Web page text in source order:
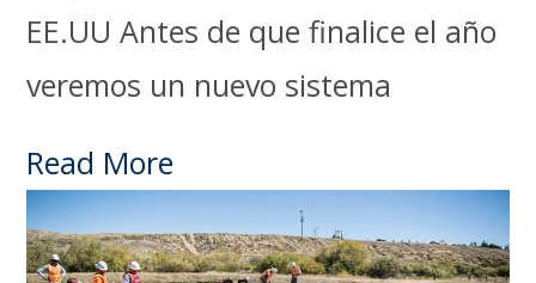
EE.UU Antes de que finalice el año
veremos un nuevo sistema
Read More